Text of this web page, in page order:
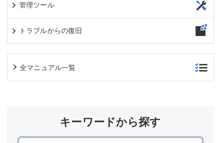
管理ツール
トラブルからの復旧
全マニュアル一覧
キーワードから探す